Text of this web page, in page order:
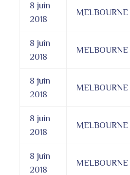
8 juin
2018
MELBOURNE
8 juin
2018
MELBOURNE
8 juin
2018
MELBOURNE
8 juin
2018
MELBOURNE
8 juin
2018
MELBOURNE